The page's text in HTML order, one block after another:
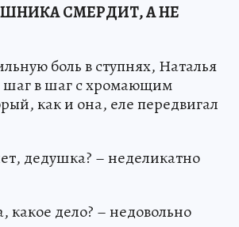
СМЕРДИТ, А НЕ
боль в ступнях, Наталья
шаг в шаг с хромающим
как и она, еле передвигал
дедушка? – неделикатно
какое дело? – недовольно